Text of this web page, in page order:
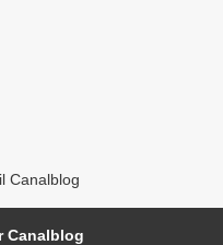
Canalblog
Canalblog